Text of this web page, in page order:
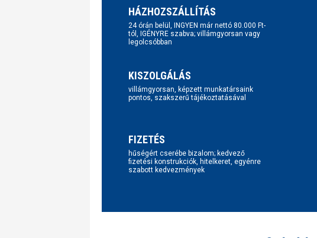
HÁZHOZSZÁLLÍTÁS
24 órán belül, INGYEN már nettó 80.000 Ft-
tól, IGÉNYRE szabva; villámgyorsan vagy
legolcsóbban
KISZOLGÁLÁS
villámgyorsan, képzett munkatársaink
pontos, szakszerű tájékoztatásával
FIZETÉS
hűségért cserébe bizalom; kedvező
fizetési konstrukciók, hitelkeret, egyénre
szabott kedvezmények